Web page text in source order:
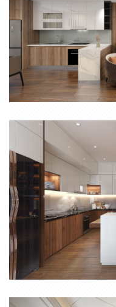
CĂN HỘ CHUNG CƯ 2
NỘI THẤT TRỌN GÓI